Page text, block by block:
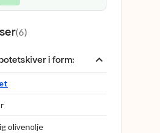
(6)
i form:
olivenolje